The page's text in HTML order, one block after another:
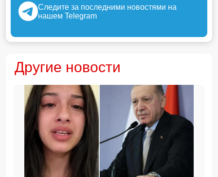
Следите за последними новостями на
нашем Telegram
Другие новости